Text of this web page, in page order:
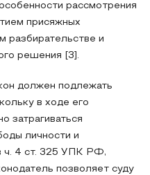
рассмотрения
присяжных
разбирательстве и
решения [3].
должен подлежать
в ходе его
затрагиваться
личности и
ч. 4 ст. 325 УПК РФ,
позволяет суду